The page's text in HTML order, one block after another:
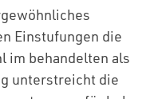
Einstufungen die
im behandelten als
unterstreicht die